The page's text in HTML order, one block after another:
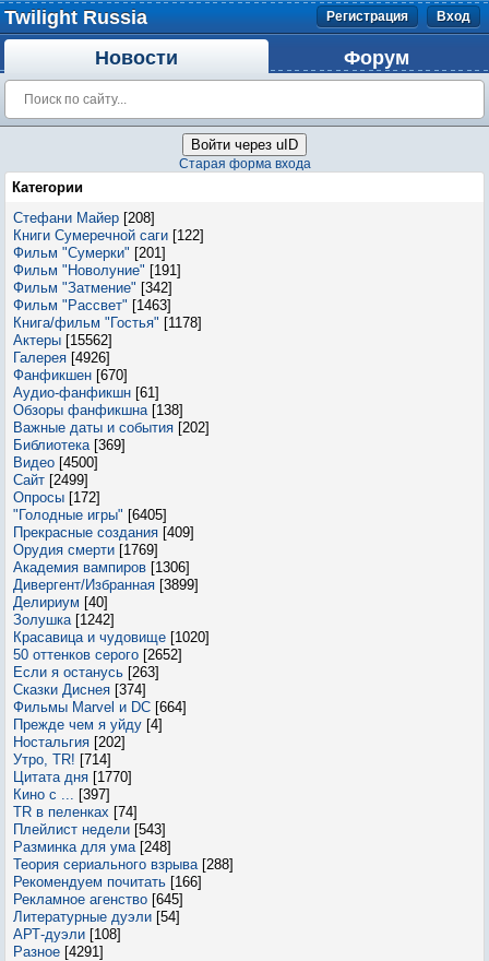
Twilight Russia Регистрация Вход
Новости Форум
Войти через uID
Старая форма входа
Категории
Стефани Майер [208]
Книги Сумеречной саги [122]
Фильм "Сумерки" [201]
Фильм "Новолуние" [191]
Фильм "Затмение" [342]
Фильм "Рассвет" [1463]
Книга/фильм "Гостья" [1178]
Актеры [15562]
Галерея [4926]
Фанфикшен [670]
Аудио-фанфикшн [61]
Обзоры фанфикшна [138]
Важные даты и события [202]
Библиотека [369]
Видео [4500]
Сайт [2499]
Опросы [172]
"Голодные игры" [6405]
Прекрасные создания [409]
Орудия смерти [1769]
Академия вампиров [1306]
Дивергент/Избранная [3899]
Делириум [40]
Золушка [1242]
Красавица и чудовище [1020]
50 оттенков серого [2652]
Если я останусь [263]
Сказки Диснея [374]
Фильмы Marvel и DC [664]
Прежде чем я уйду [4]
Ностальгия [202]
Утро, TR! [714]
Цитата дня [1770]
Кино с ... [397]
TR в пеленках [74]
Плейлист недели [543]
Разминка для ума [248]
Теория сериального взрыва [288]
Рекомендуем почитать [166]
Рекламное агенство [645]
Литературные дуэли [54]
АРТ-дуэли [108]
Разное [4291]